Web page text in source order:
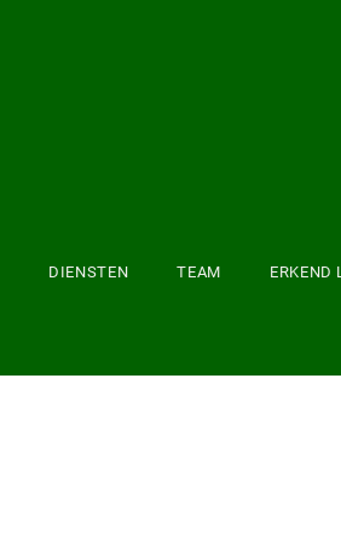
DIENSTEN TEAM ERKEND